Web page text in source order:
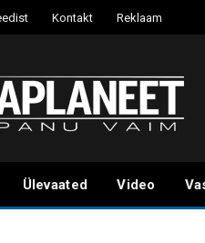
Kontakt Reklaam
Ülevaated Video